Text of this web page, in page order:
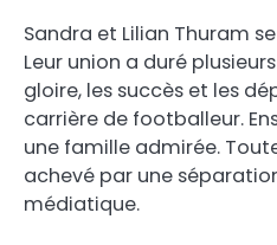
Sandra et Lilian Thuram
Leur union a duré
gloire, les succès et les
carrière de footballeur.
une famille admirée.
achevé par une
médiatique.